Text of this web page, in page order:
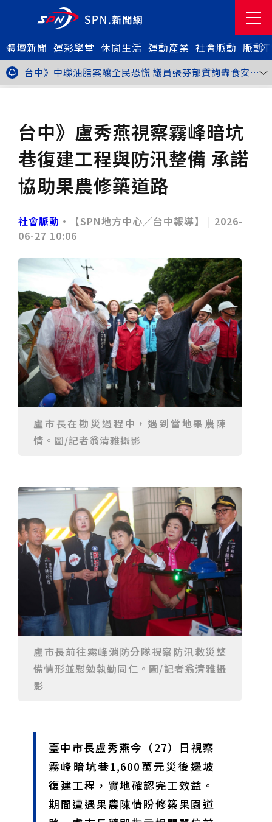
體壇新聞 運彩學堂 休閒生活 運動產業 社會脈動 脈動
金牌搖籃驚傳「球荒」！江啟臣偕運彩公會挺萬和國
中，捐贈 1800 顆羽球助小將 4 月全中運奪金
台中》15分鐘的診療，13年的堅持！ 中山醫大牙醫系
跨海義診13年
新北》八里左岸光雕藝術展8月1日登場 七大主題展區
打造夏夜光影盛宴
台中》中聯油脂案釀全民恐慌 議員張芬郁質詢轟食安稽
查失衡釀隱匿漏洞
台中》九位台灣當代藝術家齊聚 《九境》聯展佛光緣台
防治理平台」等3主張
台中》中山醫大攜手新創登陸亞洲生技展 發表「微奈米
眼用鏡片」等13項臨床研發技術
高雄》啟用近30年迎來外觀與結構重塑 高雄旗津輪渡
站改造完工啟用
縮短藥效等待期！中山附醫引進速效抗憂鬱鼻噴劑 24
小時內見效、助重症患者重返社會
台北》首創水資源循環教育園區 民生水資再生廠環教館
正式啟用
專題人物》我不是會長，是歐巴桑！」穆閩珠自掏腰包
30年守護帕運選手
台中》甜點烘焙成憂鬱症處方箋！25歲「準醫學生」靠
邊營收破250萬
台中》看好綠美圖 大巨蛋商機！星享道攜手萬豪 打造
中部首間雅樂軒酒店
THE世界大學影響力排名公佈 中山醫大SDG3獲全球第
重要前置作業
2026年金星最佳觀賞期將至 週五日落後仰角達全年最
高
台中》中山醫大響應「30+大學計畫」 推出餐飲經營與
高齡照護學分專班
三星伴月聯手金星近鬼宿星團 端午連假西方低空上演天
文秀
台中》端午節前勞累驚覺單側無力 攤商「亞急性腦出
血」醫籲三徵兆速就醫
台中》跨越萬里深耕20年 中山附醫協助吐瓦魯建置首
套急診檢傷系統
世足》姆巴佩梅開二度破隊史紀錄 法國3比1擊敗塞內
加爾奪世界盃開門紅
搶攻端午連假人潮 臺北天文館推銀河特展與免費劇場搶
客
台中》萬豐國小奪少棒全國冠軍 赴美參賽盼各界正視
500萬經費缺口
蕭美琴視察帛琉Malakal島開發計畫 盼深化台帛水產與
醫療合作
婦人眼角冒水皰確診帶狀皰疹 臺中醫院跨科即時診治化
解失明與腦炎危機
參山處「梨山原民歌舞與工藝體驗」6月登場 結合永續
觀光推深度部落旅遊
台中》中央挹注逾8成！蔡其昌爭取4980萬 翻新清水五
權路道路與人行步道
智慧科技解救護士的腿！中山醫大與仁寶攜手「送藥機
器人」月省醫護120公里步程
台北》污水廠變身都市綠洲！內湖運動公園全新戲水區
盛大開放 智慧預約環教體驗
嘉義》搶攻端午親子商機！嘉義縣推「沉浸式角色扮
化身探險工具自主解謎
活潑親切打破失智框架！日王牌業務丹野智文抗病13
年，靠「第二大腦」獨自來台分享生命淚水
國際保育盛事首移師亞洲 Joint TAG全球專家會議臺北
登場
綠營中投參選人合體 拋「中投新市鎮」 交通與醫療跨
域治理成焦點
夜市變廟會！山邊媽、旱溪媽、大庄媽三媽首度齊巡逢
甲 萬人爭躦轎底響徹夜空
MLB》鄧愷威6局飆6K完封小熊奪第3勝！宰制力複製
「王建民建仔旋風」引爆世代傳承鐵觀音節政大登場 結合大文山友善食農與地方創生
臺德技職教育深層對話！德國Walther Rathenau師生
造訪大安高工 體驗端午文化與前瞻工業實作
迎端午、抗酷暑！臺中盛夏水域系列活動本周六起兩地
開划
課堂搬到菜市場！北市13校「游於藝」成果展 導覽小
尖兵用藝術「說」出千年風俗
20年淬鍊！貓空纜車運量突破4,000萬人次 「天空綠
洲」成國際打卡新地標
熊鷹羽毛與保育的兩難！金甌女中師生齊聚《飛吧！熊
鷹》特映會 深化原民文化與生態永續教育
29件神級作品齊聚葫蘆墩！「藝馬登豐」2026台灣工
藝之家聯展震撼登場
跨越百年的生物觀測！科博館、成大《時空丈量師》特
展：讓典藏標本說出氣候變遷真相
睽違七年！精品郵輪「島嶼天空號」首航臺中港 參山處
攜手縣市熱情迎賓
金牌搖籃驚傳「球荒」！江啟臣偕運彩公會挺萬和國
中，捐贈 1800 顆羽球助小將 4 月全中運奪金
台中》15分鐘的診療，13年的堅持！ 中山醫大牙醫系
台中》盧秀燕視察霧峰暗坑
巷復建工程與防汛整備 承諾
協助果農修築道路
社會脈動 •【SPN地方中心／台中報導】 | 2026-
06-27 10:06
盧市長在勘災過程中，遇到當地果農陳
情。圖/記者翁清雅攝影
盧市長前往霧峰消防分隊視察防汛救災整
備情形並慰勉執勤同仁。圖/記者翁清雅攝
影
臺中市長盧秀燕今（27）日視察
霧峰暗坑巷1,600萬元災後邊坡
復建工程，實地確認完工效益。
期間遭遇果農陳情盼修築果園道